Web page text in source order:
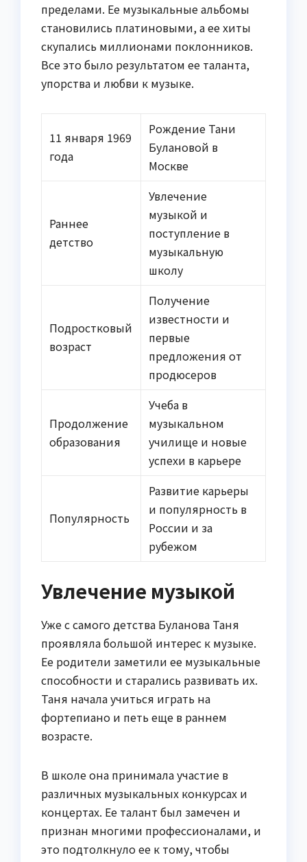
пределами. Ее музыкальные альбомы
становились платиновыми, а ее хиты
скупались миллионами поклонников.
Все это было результатом ее таланта,
упорства и любви к музыке.
11 января 1969
года
Рождение Тани
Булановой в
Москве
Раннее
детство
Увлечение
музыкой и
поступление в
музыкальную
школу
Подростковый
возраст
Получение
известности и
первые
предложения от
продюсеров
Продолжение
образования
Учеба в
музыкальном
училище и новые
успехи в карьере
Популярность
Развитие карьеры
и популярность в
России и за
рубежом
Увлечение музыкой
Уже с самого детства Буланова Таня
проявляла большой интерес к музыке.
Ее родители заметили ее музыкальные
способности и старались развивать их.
Таня начала учиться играть на
фортепиано и петь еще в раннем
возрасте.
В школе она принимала участие в
различных музыкальных конкурсах и
концертах. Ее талант был замечен и
признан многими профессионалами, и
это подтолкнуло ее к тому, чтобы